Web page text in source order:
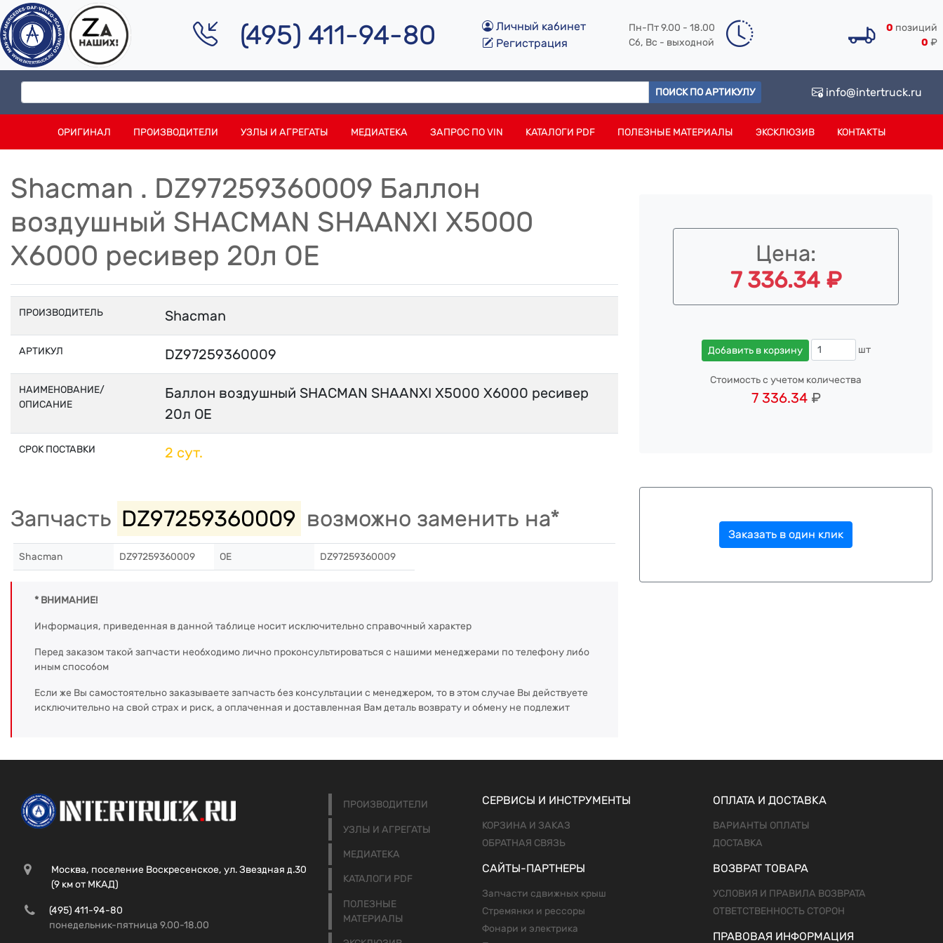
(495) 411-94-80
Личный кабинет
Регистрация
Пн-Пт 9.00 - 18.00
Сб, Вс - выходной
0 позиций
0 ₽
ПОИСК ПО АРТИКУЛУ info@intertruck.ru
ОРИГИНАЛ ПРОИЗВОДИТЕЛИ УЗЛЫ И АГРЕГАТЫ МЕДИАТЕКА ЗАПРОС ПО VIN КАТАЛОГИ PDF ПОЛЕЗНЫЕ МАТЕРИАЛЫ ЭКСКЛЮЗИВ КОНТАКТЫ
Shacman . DZ97259360009 Баллон
воздушный SHACMAN SHAANXI X5000
X6000 ресивер 20л OE
ПРОИЗВОДИТЕЛЬ Shacman
АРТИКУЛ DZ97259360009
НАИМЕНОВАНИЕ/
ОПИСАНИЕ
Баллон воздушный SHACMAN SHAANXI X5000 X6000 ресивер
20л OE
СРОК ПОСТАВКИ 2 сут.
Запчасть DZ97259360009 возможно заменить на*
Shacman DZ97259360009 OE DZ97259360009
* ВНИМАНИЕ!
Информация, приведенная в данной таблице носит исключительно справочный характер
Перед заказом такой запчасти необходимо лично проконсультироваться с нашими менеджерами по телефону либо
иным способом
Если же Вы самостоятельно заказываете запчасть без консультации с менеджером, то в этом случае Вы действуете
исключительно на свой страх и риск, а оплаченная и доставленная Вам деталь возврату и обмену не подлежит
Цена:
7 336.34 ₽
Добавить в корзину шт
Стоимость с учетом количества
7 336.34₽
Заказать в один клик
Москва, поселение Воскресенское, ул. Звездная д.30
(9 км от МКАД)
(495) 411-94-80
понедельник-пятница 9.00-18.00
ПРОИЗВОДИТЕЛИ
УЗЛЫ И АГРЕГАТЫ
МЕДИАТЕКА
КАТАЛОГИ PDF
ПОЛЕЗНЫЕ
МАТЕРИАЛЫ
СЕРВИСЫ И ИНСТРУМЕНТЫ
КОРЗИНА И ЗАКАЗ
ОБРАТНАЯ СВЯЗЬ
САЙТЫ-ПАРТНЕРЫ
Запчасти сдвижных крыш
Стремянки и рессоры
Фонари и электрика
ОПЛАТА И ДОСТАВКА
ВАРИАНТЫ ОПЛАТЫ
ДОСТАВКА
ВОЗВРАТ ТОВАРА
УСЛОВИЯ И ПРАВИЛА ВОЗВРАТА
ОТВЕТСТВЕННОСТЬ СТОРОН
ПРАВОВАЯ ИНФОРМАЦИЯ